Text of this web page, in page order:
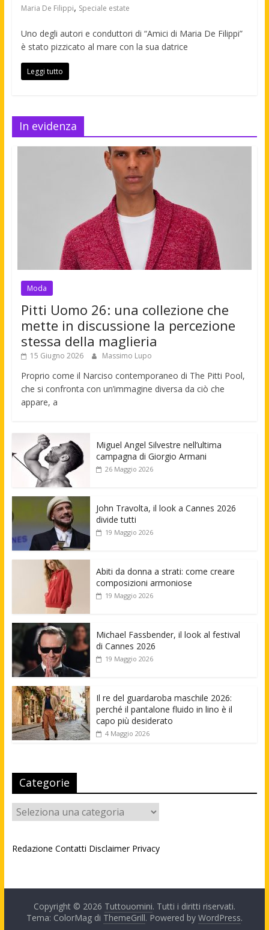
Maria De Filippi, Speciale estate
Uno degli autori e conduttori di “Amici di Maria De Filippi”
è stato pizzicato al mare con la sua datrice
Leggi tutto
In evidenza
Moda
Pitti Uomo 26: una collezione che
mette in discussione la percezione
stessa della maglieria
15 Giugno 2026 Massimo Lupo
Proprio come il Narciso contemporaneo di The Pitti Pool,
che si confronta con un’immagine diversa da ciò che
appare, a
Miguel Angel Silvestre nell’ultima
campagna di Giorgio Armani
26 Maggio 2026
John Travolta, il look a Cannes 2026
divide tutti
19 Maggio 2026
Abiti da donna a strati: come creare
composizioni armoniose
19 Maggio 2026
Michael Fassbender, il look al festival
di Cannes 2026
19 Maggio 2026
Il re del guardaroba maschile 2026:
perché il pantalone fluido in lino è il
capo più desiderato
4 Maggio 2026
Categorie
Categorie
Redazione Contatti Disclaimer Privacy
Copyright © 2026 Tuttouomini. Tutti i diritti riservati.
Tema: ColorMag di ThemeGrill. Powered by WordPress.